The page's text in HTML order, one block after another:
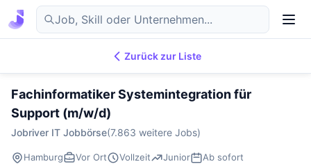
DE
Zurück zur Liste
Fachinformatiker Systemintegration für
Support (m/w/d)
Jobriver IT Jobbörse(7.863 weitere Jobs)
Hamburg Vor Ort Vollzeit Junior
Ab sofort